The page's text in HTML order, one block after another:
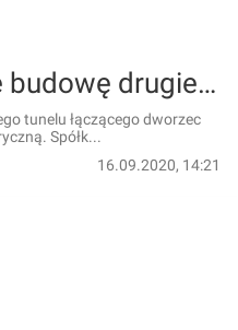
Łódź: CPK planuje budowę drugiego tunelu. Do Warszawy dojedziemy w 45 minut
tunelu łączącego dworzec
Spółk...
16.09.2020, 14:21